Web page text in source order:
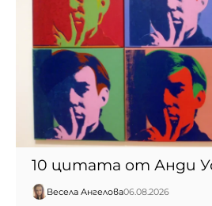
10 цитата от Анди
Весела Ангелова06.08.2026